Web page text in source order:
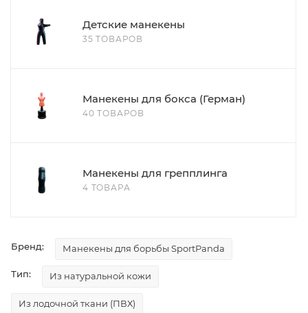
Детские манекены
35 ТОВАРОВ
Манекены для бокса (Герман)
40 ТОВАРОВ
Манекены для грепплинга
4 ТОВАРА
Бренд: Манекены для борьбы SportPanda
Тип: Из натуральной кожи
Из лодочной ткани (ПВХ)